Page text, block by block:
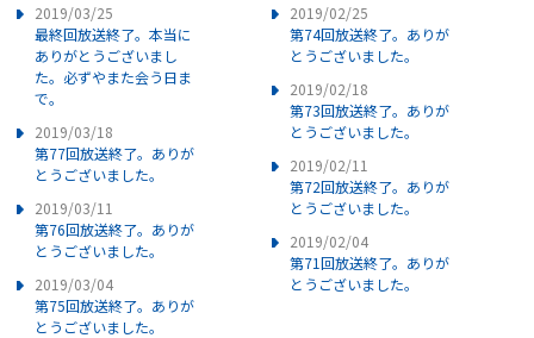
2019/03/25
最終回放送終了。本当に
ありがとうございまし
た。必ずやまた会う日ま
で。
2019/03/18
第77回放送終了。ありが
とうございました。
2019/03/11
第76回放送終了。ありが
とうございました。
2019/03/04
第75回放送終了。ありが
とうございました。
2019/02/25
第74回放送終了。ありが
とうございました。
2019/02/18
第73回放送終了。ありが
とうございました。
2019/02/11
第72回放送終了。ありが
とうございました。
2019/02/04
第71回放送終了。ありが
とうございました。